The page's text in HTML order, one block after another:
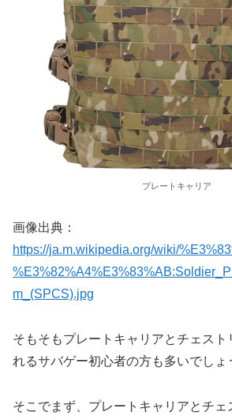
プレートキャリア
画像出典：
https://ja.m.wikipedia.org/wiki/
m_(SPCS).jpg
そもそもプレートキャリアとチェスト
れるサバゲー初心者の方も多いでしょ
そこでまず、プレートキャリアとチ